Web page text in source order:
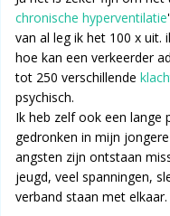
chronische hyperventilatie
van al leg ik het 100 x
hoe kan een verkeerder
tot 250 verschillende
psychisch.
Ik heb zelf ook een lange
gedronken in mijn
angsten zijn ontstaan
jeugd, veel spanningen,
verband staan met elkaar.